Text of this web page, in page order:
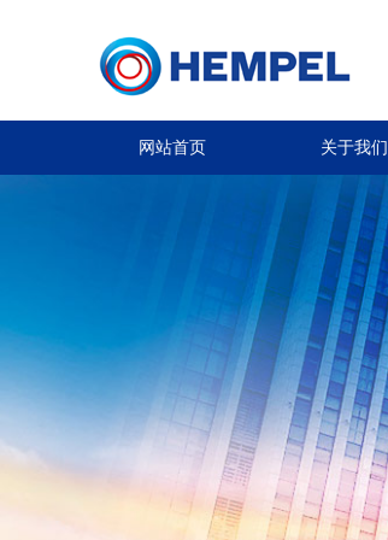
网站首页 关于我们